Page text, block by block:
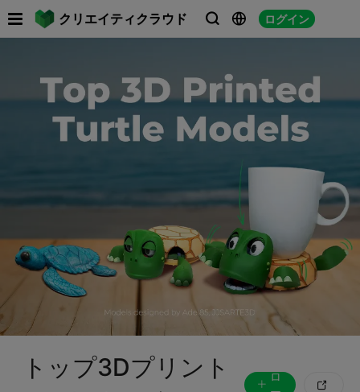
クリエイティクラウド   ログイン
トップ3Dプリント
ロ
